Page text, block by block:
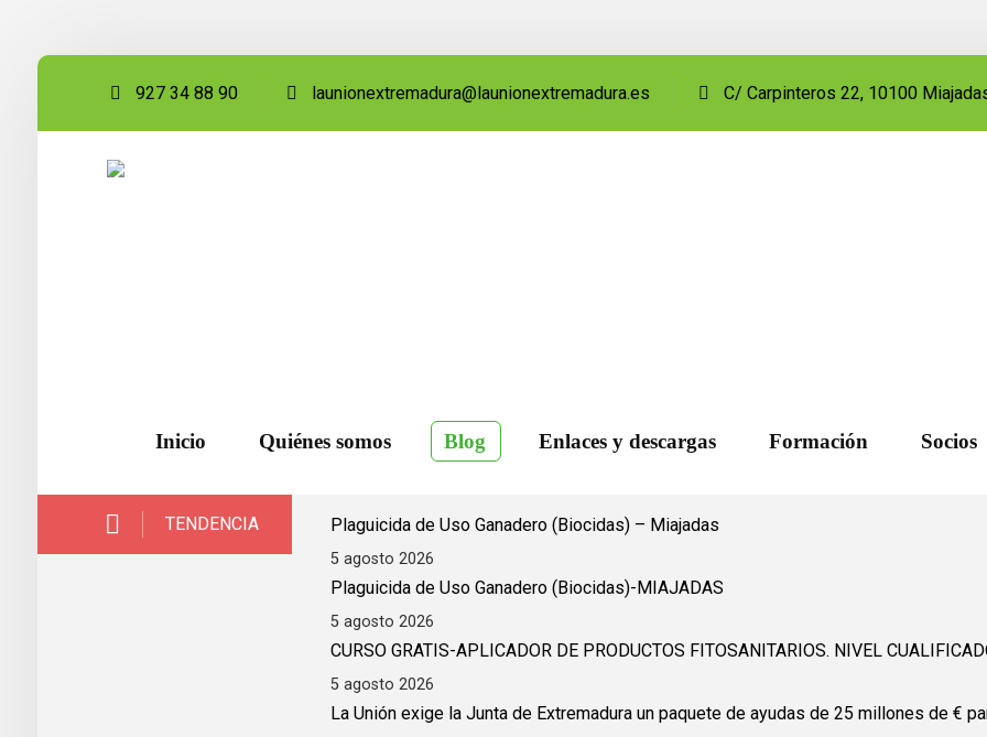
927 34 88 90 launionextremadura@launionextremadura.es C/ Carpinteros 22, 10100
Inicio Quiénes somos Blog Enlaces y descargas Formación Socios
TENDENCIA Plaguicida de Uso Ganadero (Biocidas) – Miajadas
5 agosto 2026
Plaguicida de Uso Ganadero (Biocidas)-MIAJADAS
5 agosto 2026
CURSO GRATIS-APLICADOR DE PRODUCTOS FITOSANITARIOS. NIVEL
5 agosto 2026
La Unión exige la Junta de Extremadura un paquete de ayudas de 25 millones de €